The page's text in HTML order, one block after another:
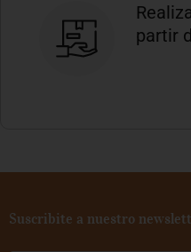
partir
Suscribite a nuestro